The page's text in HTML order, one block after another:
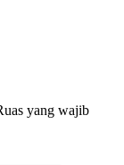
yang wajib